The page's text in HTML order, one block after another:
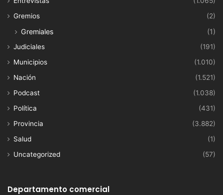
Gremios
(2)
Gremiales (1)
Judiciales
(191)
Municipios
(1.010)
Nación
(1.521)
Podcast
(1.038)
Política
(431)
Provincia
(3.882)
Salud
(1)
Uncategorized
(57)
Departamento comercial